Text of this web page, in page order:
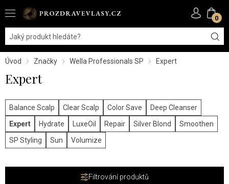
0
Úvod Značky Wella Professionals SP Expert
Expert
Balance Scalp Clear Scalp Color Save
Deep Cleanser
Expert
Hydrate LuxeOil Repair Silver Blond
Smoothen
SP Styling
Sun Volumize
Filtrování produktů